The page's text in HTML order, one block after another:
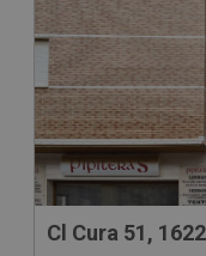
Cl Cura 51,